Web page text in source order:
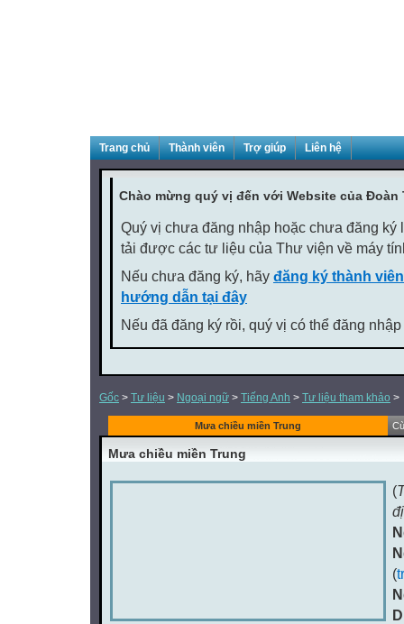
Trang chủ Thành viên Trợ giúp Liên hệ
Chào mừng quý vị đến với Website của Đoàn
Quý vị chưa đăng nhập hoặc chưa đăng ký
tải được các tư liệu của Thư viện về máy
Nếu chưa đăng ký, hãy đăng ký thành
hướng dẫn tại đây
Nếu đã đăng ký rồi, quý vị có thể đăng
Gốc > Tư liệu > Ngoại ngữ > Tiếng Anh > Tư liệu tham khảo >
Mưa chiều miền Trung
Mưa chiều miền Trung
(
(